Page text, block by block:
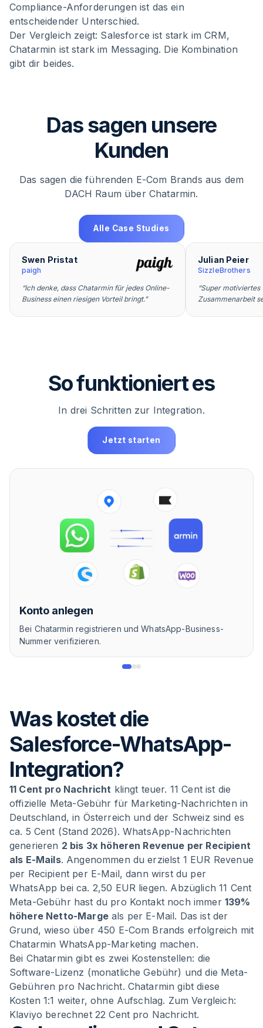
Compliance-Anforderungen ist das ein
entscheidender Unterschied.
Der Vergleich zeigt: Salesforce ist stark im CRM,
Chatarmin ist stark im Messaging. Die Kombination
gibt dir beides.
Das sagen unsere
Kunden
Das sagen die führenden E-Com Brands aus dem
DACH Raum über Chatarmin.
Alle Case Studies
Swen Pristat
paigh
“Ich denke, dass Chatarmin für jedes Online-
Business einen riesigen Vorteil bringt.”
Julian Peier
SizzleBrothers
“Super motiviertes
Zusammenarbeit
So funktioniert es
In drei Schritten zur Integration.
Jetzt starten
Konto anlegen
Bei Chatarmin registrieren und WhatsApp-Business-
Nummer verifizieren.
Was kostet die
Salesforce-WhatsApp-
Integration?
11 Cent pro Nachricht klingt teuer. 11 Cent ist die
offizielle Meta-Gebühr für Marketing-Nachrichten in
Deutschland, in Österreich und der Schweiz sind es
ca. 5 Cent (Stand 2026). WhatsApp-Nachrichten
generieren 2 bis 3x höheren Revenue per Recipient
als E-Mails. Angenommen du erzielst 1 EUR Revenue
per Recipient per E-Mail, dann wirst du per
WhatsApp bei ca. 2,50 EUR liegen. Abzüglich 11 Cent
Meta-Gebühr hast du pro Kontakt noch immer 139%
höhere Netto-Margeals per E-Mail. Das ist der
Grund, wieso über 450 E-Com Brands erfolgreich mit
Chatarmin WhatsApp-Marketing machen.
Bei Chatarmin gibt es zwei Kostenstellen: die
Software-Lizenz (monatliche Gebühr) und die Meta-
Gebühren pro Nachricht. Chatarmin gibt diese
Kosten 1:1 weiter, ohne Aufschlag. Zum Vergleich:
Klaviyo berechnet 22 Cent pro Nachricht.